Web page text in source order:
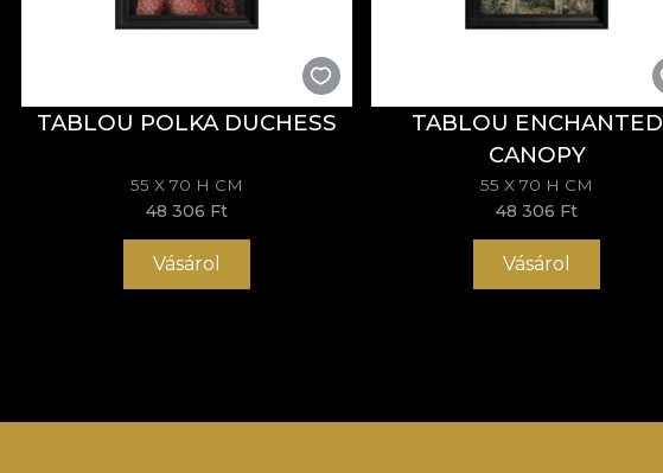
TABLOU POLKA DUCHESS
55 X 70 H CM
48 306 Ft
Vásárol
TABLOU ENCHANTED
CANOPY
55 X 70 H CM
48 306 Ft
Vásárol